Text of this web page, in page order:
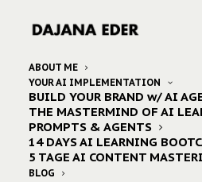
ABOUT ME
YOUR AI IMPLEMENTATION
BUILD YOUR BRAND w/ AI
THE MASTERMIND OF AI
PROMPTS & AGENTS
14 DAYS AI LEARNING
5 TAGE AI CONTENT
BLOG